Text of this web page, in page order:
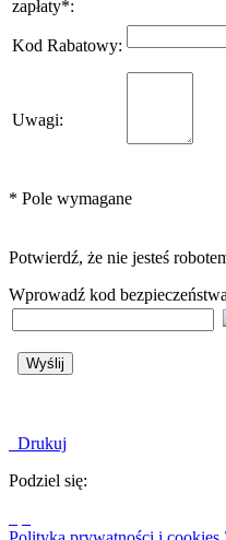
zapłaty*:
Kod Rabatowy:
Uwagi:
* Pole wymagane
Potwierdź, że nie jesteś
Wprowadź kod
Drukuj
Podziel się: